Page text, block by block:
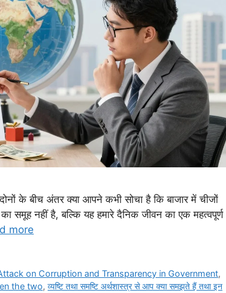
के बीच अंतर क्या आपने कभी सोचा है कि बाजार में चीजों
नहीं है, बल्कि यह हमारे दैनिक जीवन का एक महत्वपूर्ण
more
on Corruption and Transparency in Government,
the two, व्यष्टि तथा समष्टि अर्थशास्त्र से आप क्या समझते हैं तथा इन